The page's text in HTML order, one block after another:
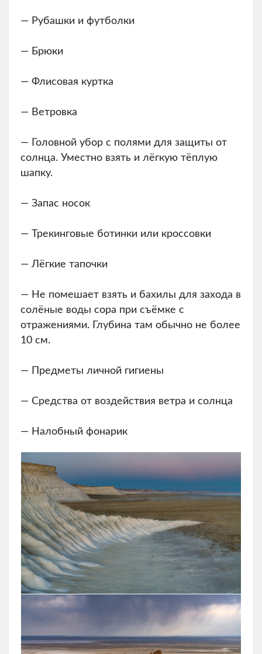
— Рубашки и футболки
— Брюки
— Флисовая куртка
— Ветровка
— Головной убор с полями для защиты от
солнца. Уместно взять и лёгкую тёплую
шапку.
— Запас носок
— Трекинговые ботинки или кроссовки
— Лёгкие тапочки
— Не помешает взять и бахилы для захода в
солёные воды сора при съёмке с
отражениями. Глубина там обычно не более
10 см.
— Предметы личной гигиены
— Средства от воздействия ветра и солнца
— Налобный фонарик